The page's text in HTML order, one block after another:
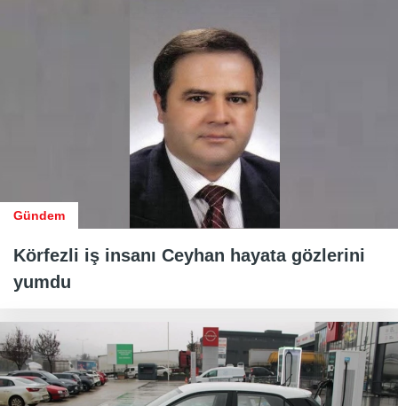
Gündem
Körfezli iş insanı Ceyhan hayata gözlerini
yumdu